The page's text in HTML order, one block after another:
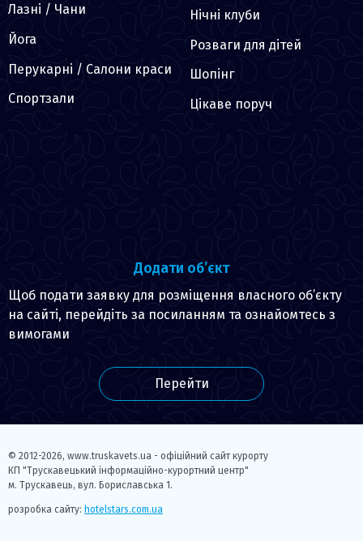
Лазні / Чани
Йога
Перукарні / Салони краси
Спортзали
Нічні клуби
Розваги для дітей
Шопінг
Цікаве поруч
Додати об’єкт
Щоб подати заявку для розміщення власного об’єкту
на сайті, перейдіть за посиланням та ознайомтесь з
вимогами
Перейти
© 2012-2026, www.truskavets.ua - офіційний сайт курорту
КП "Трускавецький інформаційно-курортний центр"
м. Трускавець, вул. Бориславська 1.
розробка сайту: hotelstars.com.ua